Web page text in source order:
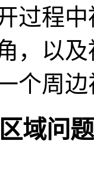
过程
，以
个周
域问题